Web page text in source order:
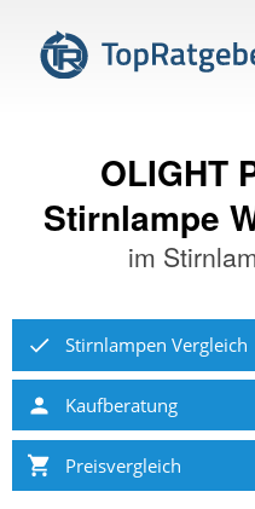
OLIGHT
Stirnlampe
im
Stirnlampen Vergleich
Kaufberatung
Preisvergleich